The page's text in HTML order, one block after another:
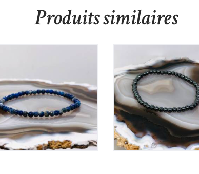
Produits similaires
20€
Bracelet Hématite
sur Elastique
15€